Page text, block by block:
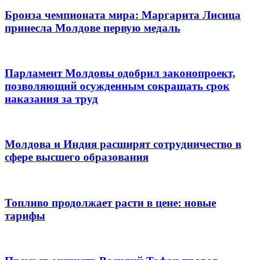
Бронза чемпионата мира: Маргарита Лисица
принесла Молдове первую медаль
Парламент Молдовы одобрил законопроект,
позволяющий осужденным сокращать срок
наказания за труд
Молдова и Индия расширят сотрудничество в
сфере высшего образования
Топливо продолжает расти в цене: новые
тарифы